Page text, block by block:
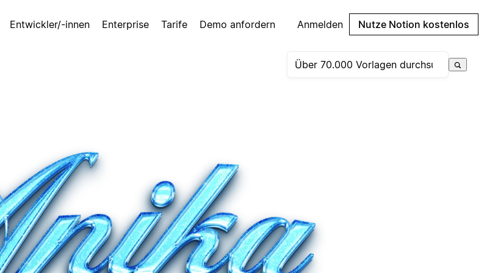
Entwickler/-innen Enterprise Tarife Demo anfordern Anmelden Nutze Notion kostenlos